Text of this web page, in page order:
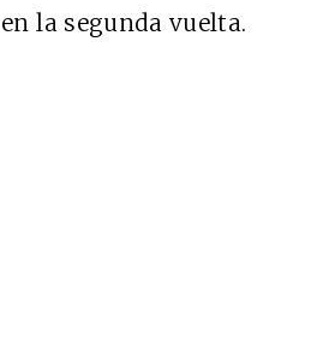
la segunda vuelta.